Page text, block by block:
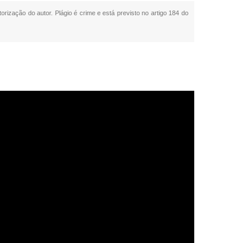
do autor. Plágio é crime e está previsto no artigo 184 do